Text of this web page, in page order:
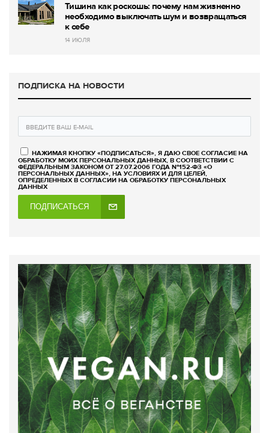
Тишина как роскошь: почему нам жизненно
необходимо выключать шум и возвращаться
к себе
14 ИЮЛЯ
ПОДПИСКА НА НОВОСТИ
НАЖИМАЯ КНОПКУ «ПОДПИСАТЬСЯ», Я ДАЮ СВОЕ СОГЛАСИЕ НА
ОБРАБОТКУ МОИХ ПЕРСОНАЛЬНЫХ ДАННЫХ, В СООТВЕТСТВИИ С
ФЕДЕРАЛЬНЫМ ЗАКОНОМ ОТ 27.07.2006 ГОДА №152-ФЗ «О
ПЕРСОНАЛЬНЫХ ДАННЫХ», НА УСЛОВИЯХ И ДЛЯ ЦЕЛЕЙ,
ОПРЕДЕЛЕННЫХ В СОГЛАСИИ НА ОБРАБОТКУ ПЕРСОНАЛЬНЫХ
ДАННЫХ
ПОДПИСАТЬСЯ